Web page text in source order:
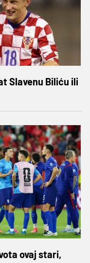
Slavenu Biliću ili
ovaj stari,